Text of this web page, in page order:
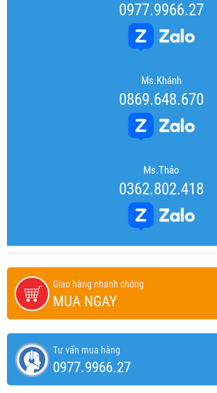
0977.9966.27
Ms.Khánh
0869.648.670
Ms.Thảo
0362.802.418
Giao hàng nhanh chóng
MUA NGAY
Tư vấn mua hàng
0977.9966.27